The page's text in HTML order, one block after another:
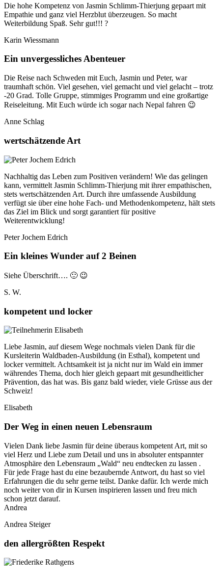
Die hohe Kompetenz von Jasmin Schlimm-Thierjung gepaart mit
Empathie und ganz viel Herzblut überzeugen. So macht
Weiterbildung Spaß. Sehr gut!!! ?
Karin Wiessmann
Ein unvergessliches Abenteuer
Die Reise nach Schweden mit Euch, Jasmin und Peter, war
traumhaft schön. Viel gesehen, viel gemacht und viel gelacht – trotz
-20 Grad. Tolle Gruppe, stimmiges Programm und eine großartige
Reiseleitung. Mit Euch würde ich sogar nach Nepal fahren 😉
Anne Schlag
wertschätzende Art
Nachhaltig das Leben zum Positiven verändern! Wie das gelingen
kann, vermittelt Jasmin Schlimm-Thierjung mit ihrer empathischen,
stets wertschätzenden Art. Durch ihre umfassende Ausbildung
verfügt sie über eine hohe Fach- und Methodenkompetenz, hält stets
das Ziel im Blick und sorgt garantiert für positive
Weiterentwicklung!
Peter Jochem Edrich
Ein kleines Wunder auf 2 Beinen
Siehe Überschrift…. 🙂 😉
S. W.
kompetent und locker
Liebe Jasmin, auf diesem Wege nochmals vielen Dank für die
Kursleiterin Waldbaden-Ausbildung (in Esthal), kompetent und
locker vermittelt. Achtsamkeit ist ja nicht nur im Wald ein immer
währendes Thema, doch hier gleich gepaart mit gesundheitlicher
Prävention, das hat was. Bis ganz bald wieder, viele Grüsse aus der
Schweiz!
Elisabeth
Der Weg in einen neuen Lebensraum
Vielen Dank liebe Jasmin für deine überaus kompetent Art, mit so
viel Herz und Liebe zum Detail und uns in absoluter entspannter
Atmosphäre den Lebensraum „Wald“ neu endtecken zu lassen .
Für jede Frage hast du eine bezaubernde Antwort, du hast so viel
Erfahrungen die du sehr gerne teilst. Danke dafür. Ich werde mich
noch weiter von dir in Kursen inspirieren lassen und freu mich
schon jetzt darauf.
Andrea
Andrea Steiger
den allergrößten Respekt